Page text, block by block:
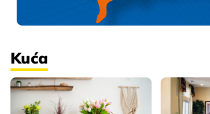
Kuća